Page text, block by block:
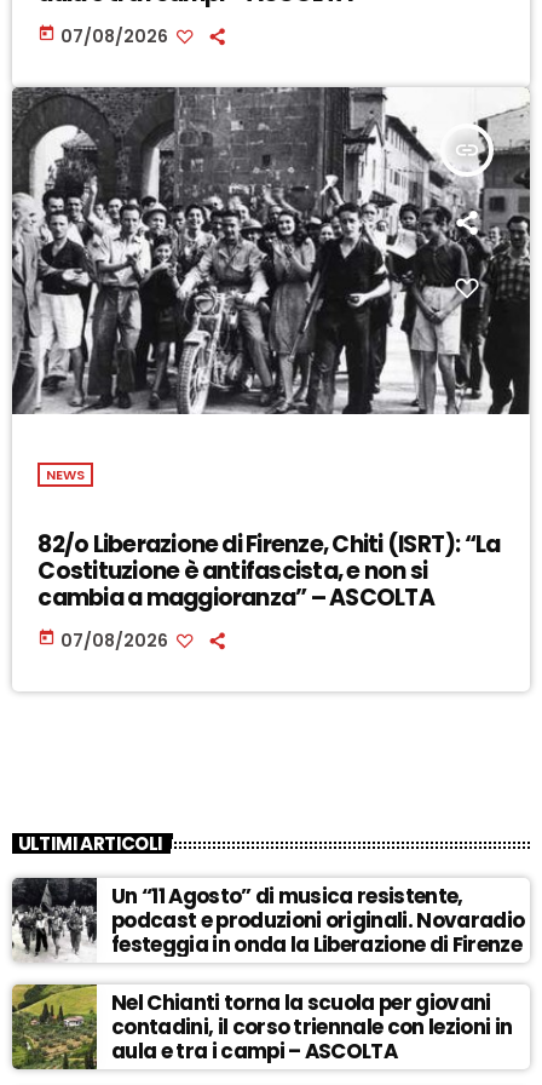
today 07/08/2026
insert_link
NEWS
82/o Liberazione di Firenze, Chiti (ISRT): “La
Costituzione è antifascista, e non si
cambia a maggioranza” – ASCOLTA
today 07/08/2026
ULTIMI ARTICOLI
Un “11 Agosto” di musica resistente,
podcast e produzioni originali. Novaradio
festeggia in onda la Liberazione di Firenze
Nel Chianti torna la scuola per giovani
contadini, il corso triennale con lezioni in
aula e tra i campi – ASCOLTA